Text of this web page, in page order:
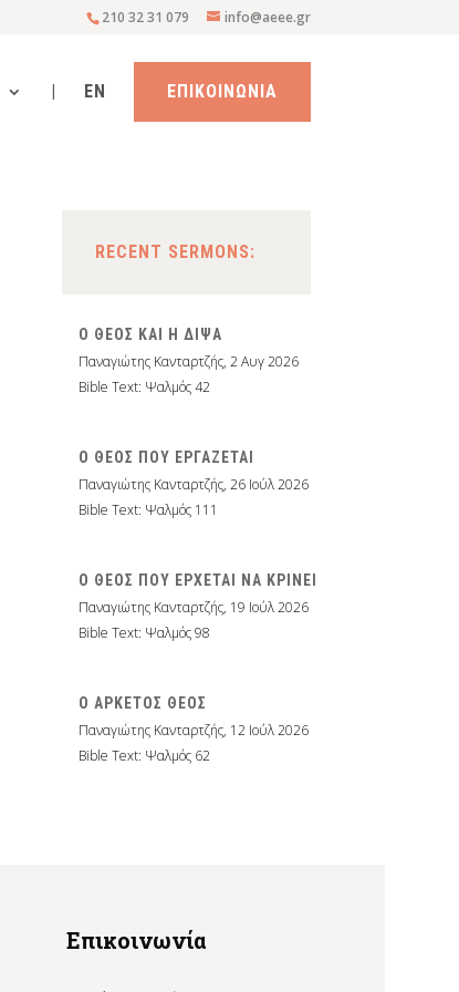
210 32 31 079 info@aeee.gr
| EN ΕΠΙΚΟΙΝΩΝΙΑ
RECENT SERMONS:
Ο ΘΕΟΣ ΚΑΙ Η ΔΙΨΑ
Παναγιώτης Κανταρτζής,2 Αυγ 2026
Bible Text: Ψαλμός 42
Ο ΘΕΟΣ ΠΟΥ ΕΡΓΑΖΕΤΑΙ
Παναγιώτης Κανταρτζής,26 Ιούλ 2026
Bible Text: Ψαλμός 111
Ο ΘΕΟΣ ΠΟΥ ΕΡΧΕΤΑΙ ΝΑ ΚΡΙΝΕΙ
Παναγιώτης Κανταρτζής, 19 Ιούλ 2026
Bible Text: Ψαλμός 98
Ο ΑΡΚΕΤΟΣ ΘΕΟΣ
Παναγιώτης Κανταρτζής, 12 Ιούλ 2026
Bible Text: Ψαλμός 62
Επικοινωνία